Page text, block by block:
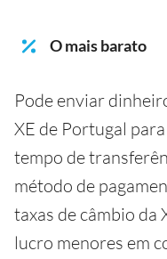
O mais barato
Pode enviar
XE de Portugal
tempo de
método de
taxas de câmbio da
lucro menores em